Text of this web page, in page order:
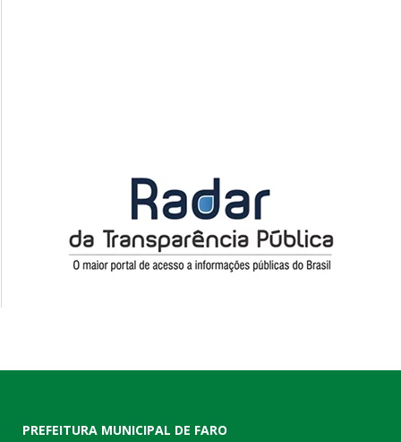
PREFEITURA MUNICIPAL DE FARO